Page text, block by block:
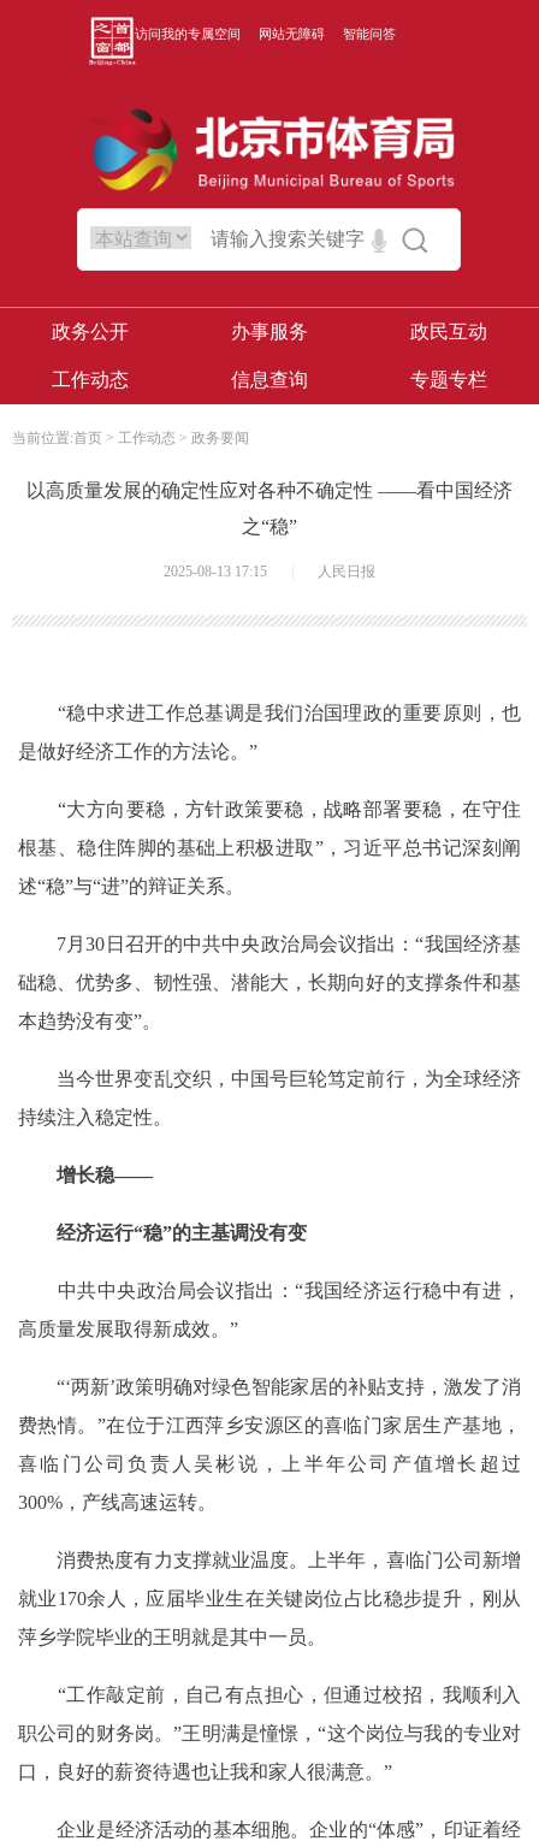
访问我的专属空间 网站无障碍 智能问答
政务公开 办事服务 政民互动
工作动态 信息查询 专题专栏
当前位置:首页 > 工作动态 > 政务要闻
以高质量发展的确定性应对各种不确定性 ——看中国经济
之“稳”
2025-08-13 17:15 人民日报
“稳中求进工作总基调是我们治国理政的重要原则，也
是做好经济工作的方法论。”
“大方向要稳，方针政策要稳，战略部署要稳，在守住
根基、稳住阵脚的基础上积极进取”，习近平总书记深刻阐
述“稳”与“进”的辩证关系。
7月30日召开的中共中央政治局会议指出：“我国经济基
础稳、优势多、韧性强、潜能大，长期向好的支撑条件和基
本趋势没有变”。
当今世界变乱交织，中国号巨轮笃定前行，为全球经济
持续注入稳定性。
增长稳——
经济运行“稳”的主基调没有变
中共中央政治局会议指出：“我国经济运行稳中有进，
高质量发展取得新成效。”
“‘两新’政策明确对绿色智能家居的补贴支持，激发了消
费热情。”在位于江西萍乡安源区的喜临门家居生产基地，
喜临门公司负责人吴彬说，上半年公司产值增长超过
300%，产线高速运转。
消费热度有力支撑就业温度。上半年，喜临门公司新增
就业170余人，应届毕业生在关键岗位占比稳步提升，刚从
萍乡学院毕业的王明就是其中一员。
“工作敲定前，自己有点担心，但通过校招，我顺利入
职公司的财务岗。”王明满是憧憬，“这个岗位与我的专业对
口，良好的薪资待遇也让我和家人很满意。”
企业是经济活动的基本细胞。企业的“体感”，印证着经